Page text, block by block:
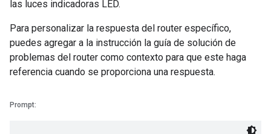
las luces indicadoras LED.
Para personalizar la respuesta del router específico,
puedes agregar a la instrucción la guía de solución de
problemas del router como contexto para que este haga
referencia cuando se proporciona una respuesta.
Prompt: